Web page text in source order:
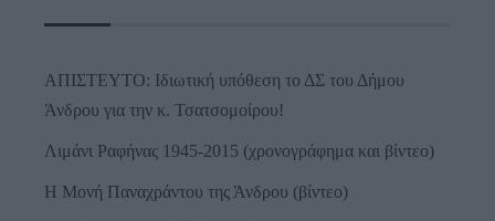
ΑΠΙΣΤΕΥΤΟ: Ιδιωτική υπόθεση το ΔΣ του Δήμου
Άνδρου για την κ. Τσατσομοίρου!
Λιμάνι Ραφήνας 1945-2015 (χρονογράφημα και βίντεο)
Η Μονή Παναχράντου της Άνδρου (βίντεο)